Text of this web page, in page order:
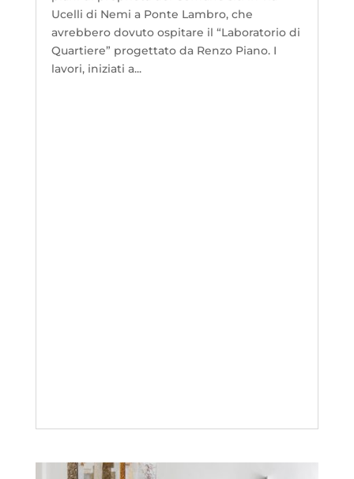
Ucelli di Nemi a Ponte Lambro, che
avrebbero dovuto ospitare il “Laboratorio di
Quartiere” progettato da Renzo Piano. I
lavori, iniziati a...